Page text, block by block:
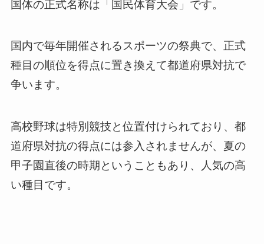
国体の正式名称は「国民体育大会」です。
国内で毎年開催されるスポーツの祭典で、正式
種目の順位を得点に置き換えて都道府県対抗で
争います。
高校野球は特別競技と位置付けられており、都
道府県対抗の得点には参入されませんが、夏の
甲子園直後の時期ということもあり、人気の高
い種目です。